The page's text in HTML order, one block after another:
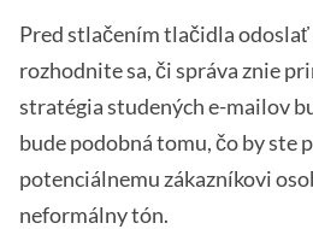
Pred stlačením tlačidla
rozhodnite sa, či správa znie
stratégia studených e-mailov
bude podobná tomu, čo by ste
potenciálnemu zákazníkovi
neformálny tón.